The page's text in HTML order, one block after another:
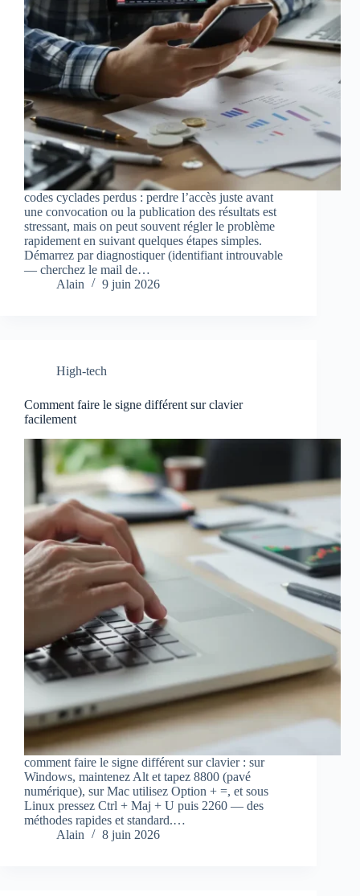
codes cyclades perdus : perdre l’accès juste avant
une convocation ou la publication des résultats est
stressant, mais on peut souvent régler le problème
rapidement en suivant quelques étapes simples.
Démarrez par diagnostiquer (identifiant introuvable
— cherchez le mail de…
Alain
9 juin 2026
High-tech
Comment faire le signe différent sur clavier
facilement
comment faire le signe différent sur clavier : sur
Windows, maintenez Alt et tapez 8800 (pavé
numérique), sur Mac utilisez Option + =, et sous
Linux pressez Ctrl + Maj + U puis 2260 — des
méthodes rapides et standard.…
Alain
8 juin 2026